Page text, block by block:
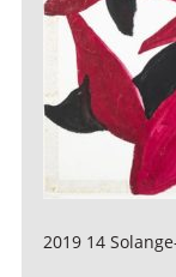
2019 14